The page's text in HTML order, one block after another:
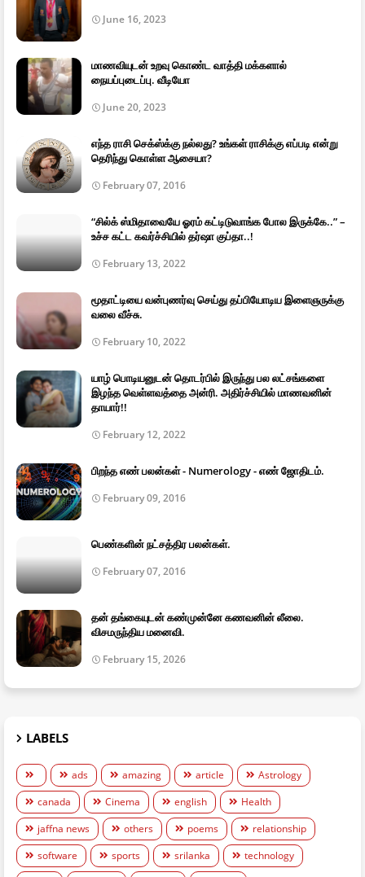
June 16, 2023
மாணவியுடன் உறவு கொண்ட வாத்தி மக்களால்
நையப்புடைப்பு. வீடியோ
June 20, 2023
எந்த ராசி செக்ஸ்க்கு நல்லது? உங்கள் ராசிக்கு எப்படி என்று
தெரிந்து கொள்ள ஆசையா?
February 07, 2016
“சில்க் ஸ்மிதாவையே ஓரம் கட்டிடுவாங்க போல இருக்கே..” –
உச்ச கட்ட கவர்ச்சியில் தர்ஷா குப்தா..!
February 13, 2022
மூதாட்டியை வன்புணர்வு செய்து தப்பியோடிய இளைஞருக்கு
வலை வீச்சு.
February 10, 2022
யாழ் பொடியனுடன் தொடர்பில் இருந்து பல லட்சங்களை
இழந்த வெள்ளவத்தை அன்ரி. அதிர்ச்சியில் மாணவனின்
தாயார்!!
February 12, 2022
பிறந்த எண் பலன்கள் - Numerology - எண் ஜோதிடம்.
February 09, 2016
பெண்களின் நட்சத்திர பலன்கள்.
February 07, 2016
தன் தங்கையுடன் கண்முன்னே கணவனின் லீலை.
விசமருந்திய மனைவி.
February 15, 2026
LABELS
ads amazing article
Astrology
canada
Cinema english
Health
jaffna news
others poems
relationship
software
sports srilanka
technology